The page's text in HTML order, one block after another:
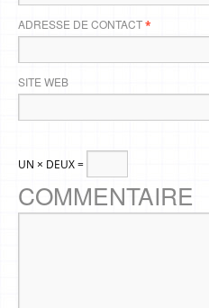
ADRESSE DE CONTACT*
SITE WEB
UN × DEUX =
COMMENTAIRE